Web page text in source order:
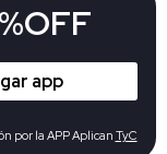
app
por la APP Aplican TyC